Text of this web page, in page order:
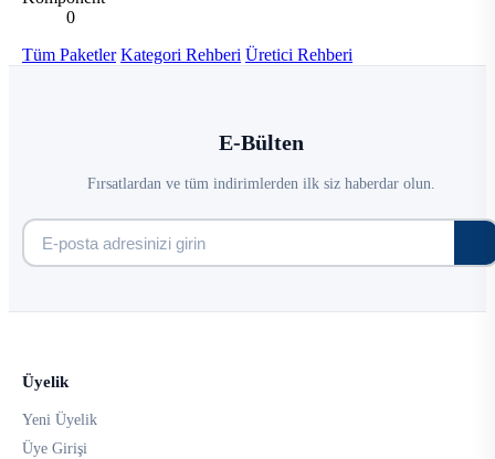
0
Tüm Paketler Kategori Rehberi Üretici Rehberi
E-Bülten
Fırsatlardan ve tüm indirimlerden ilk siz haberdar olun.
Üyelik
Yeni Üyelik
Üye Girişi